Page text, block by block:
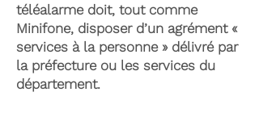
téléalarme doit, tout comme
Minifone, disposer d’un agrément «
services à la personne » délivré par
la préfecture ou les services du
département.